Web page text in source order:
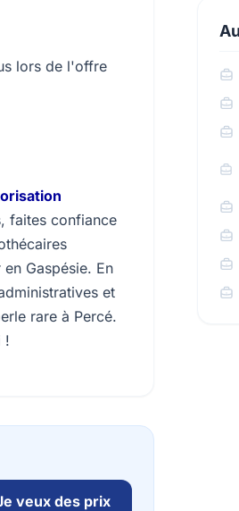
lors de l'offre
faites confiance
Gaspésie. En
et
rare à Percé.
!
veux des prix